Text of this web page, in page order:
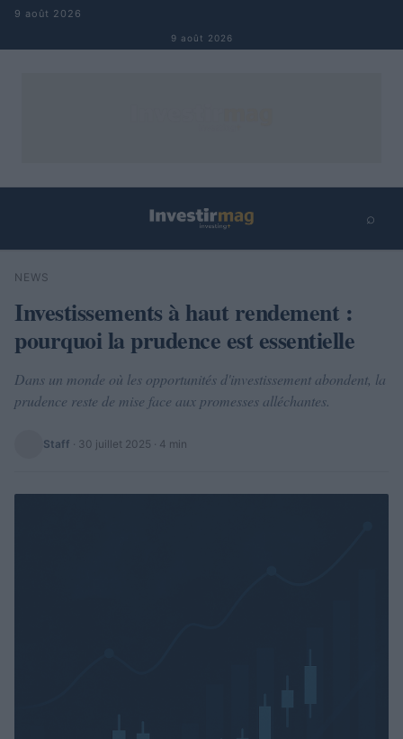
Aller au contenu
9 août 2026
9 août 2026
⌕
Rechercher
NEWS
Investissements à haut rendement :
pourquoi la prudence est essentielle
Dans un monde où les opportunités d'investissement abondent, la
prudence reste de mise face aux promesses alléchantes.
Staff · 30 juillet 2025 · 4 min